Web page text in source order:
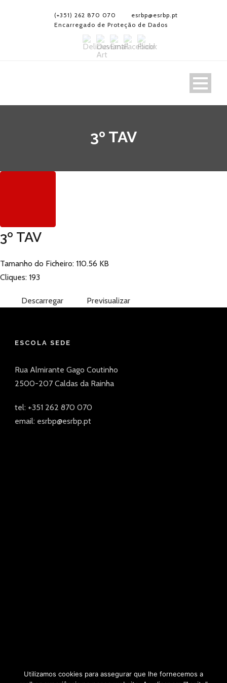
(+351) 262 870 070
esrbp@esrbp.pt
Encarregado de Proteção de Dados
3º TAV
3º TAV
Tamanho do Ficheiro: 110.56 KB
Cliques: 193
Descarregar Previsualizar
ESCOLA SEDE
Rua Almirante Gago Coutinho
2500-207 Caldas da Rainha
tel: +351 262 870 070
email: esrbp@esrbp.pt
Utilizamos cookies para assegurar que lhe fornecemos a